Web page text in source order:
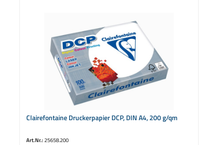
Clairefontaine Druckerpapier DCP, DIN A4, 200 g/qm
Art.Nr.:25658.200